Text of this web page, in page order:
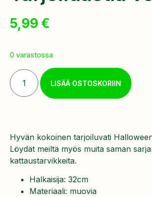
5,99 €
0 varastossa
LISÄÄ OSTOSKORIIN
Hyvän kokoinen tarjoiluvati
Löydät meiltä myös muita saman
kattaustarvikkeita.
Halkaisija: 32cm
Materiaali: muovia